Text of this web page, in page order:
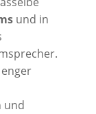
sund in
und